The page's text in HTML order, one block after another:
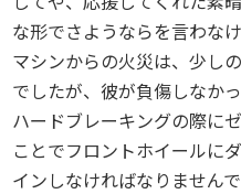
な形でさようならを言わな
マシンからの火災は、少し
でしたが、彼が負傷しなか
ハードブレーキングの際に
ことでフロントホイールに
インしなければなりません